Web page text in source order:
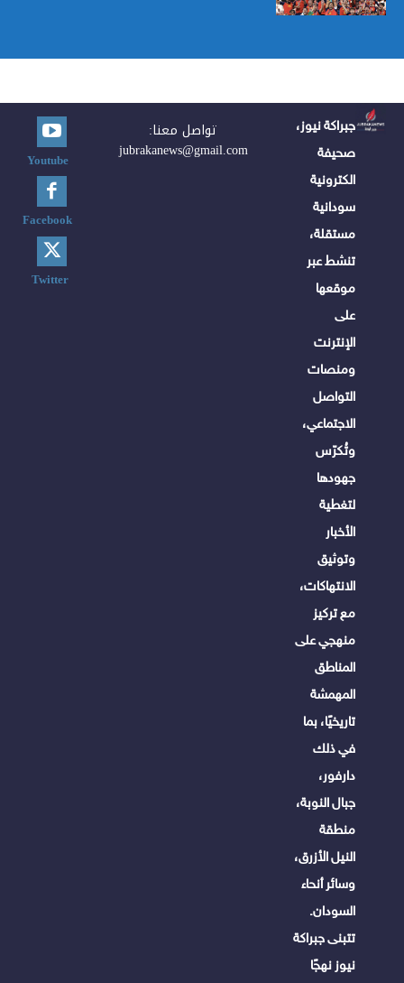
جبراكة نيوز،
صحيفة
الكترونية
سودانية
مستقلة،
تنشط عبر
موقعها
على
الإنترنت
ومنصات
التواصل
الاجتماعي،
وتُكرّس
جهودها
لتغطية
الأخبار
وتوثيق
الانتهاكات،
مع تركيز
منهجي على
المناطق
المهمشة
تاريخيًا، بما
في ذلك
دارفور،
جبال النوبة،
منطقة
النيل الأزرق،
وسائر أنحاء
السودان.
تتبنى جبراكة
نيوز نهجًا
تواصل معنا:
jubrakanews@gmail.com
Youtube
Facebook
Twitter